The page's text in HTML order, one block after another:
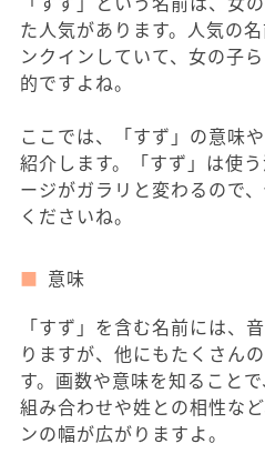
た人気があります。人気の
ンクインしていて、女の子
的ですよね。
ここでは、「すず」の意味
紹介します。「すず」は使
ージがガラリと変わるので
くださいね。
意味
「すず」を含む名前には、
りますが、他にもたくさん
す。画数や意味を知ること
組み合わせや姓との相性な
ンの幅が広がりますよ。